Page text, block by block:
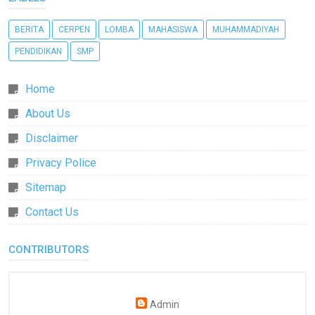
BERITA CERPEN LOMBA MAHASISWA MUHAMMADIYAH
PENDIDIKAN SMP
Home
About Us
Disclaimer
Privacy Police
Sitemap
Contact Us
CONTRIBUTORS
Admin